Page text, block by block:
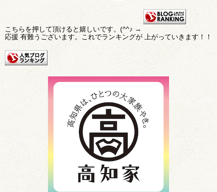
こちらを押して頂けると嬉しいです。(^^♪ →
応援 有難うございます。これでランキングが 上がっていきます！！